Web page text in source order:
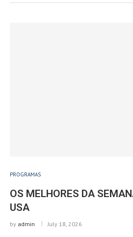
PROGRAMAS
OS MELHORES DA
USA
by admin July 18, 2026